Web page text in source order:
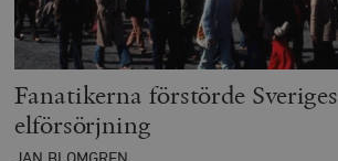
Fanatikerna förstörde Sveriges
elförsörjning